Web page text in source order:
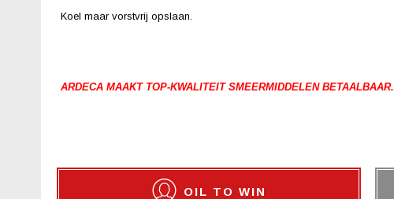
Koel maar vorstvrij opslaan.
ARDECA MAAKT TOP-KWALITEIT SMEERMIDDELEN BETAALBAAR.
OIL TO WIN